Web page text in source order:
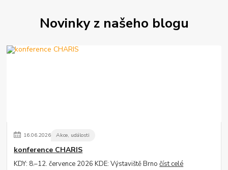
Novinky z našeho blogu
16.06.2026 Akce, události
konference CHARIS
KDY: 8.–12. července 2026 KDE: Výstaviště Brnočíst celé